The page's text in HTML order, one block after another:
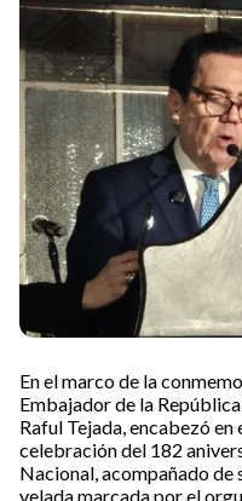
En el marco de la
Embajador de la
Raful Tejada, encabezó
celebración del 182
Nacional, acompañado de
velada marcada por el